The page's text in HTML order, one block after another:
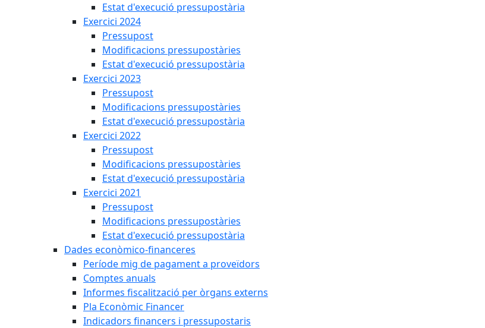
Estat d'execució pressupostària
Exercici 2024
Pressupost
Modificacions pressupostàries
Estat d'execució pressupostària
Exercici 2023
Pressupost
Modificacions pressupostàries
Estat d'execució pressupostària
Exercici 2022
Pressupost
Modificacions pressupostàries
Estat d'execució pressupostària
Exercici 2021
Pressupost
Modificacions pressupostàries
Estat d'execució pressupostària
Dades econòmico-financeres
Període mig de pagament a proveïdors
Comptes anuals
Informes fiscalització per òrgans externs
Pla Econòmic Financer
Indicadors financers i pressupostaris